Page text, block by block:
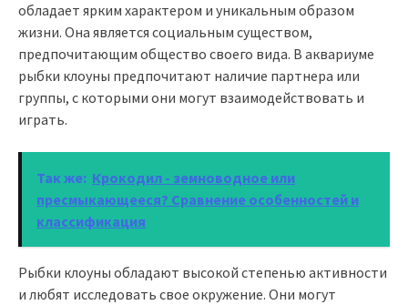
обладает ярким характером и уникальным образом
жизни. Она является социальным существом,
предпочитающим общество своего вида. В аквариуме
рыбки клоуны предпочитают наличие партнера или
группы, с которыми они могут взаимодействовать и
играть.
Так же: Крокодил - земноводное или
пресмыкающееся? Сравнение особенностей и
классификация
Рыбки клоуны обладают высокой степенью активности
и любят исследовать свое окружение. Они могут